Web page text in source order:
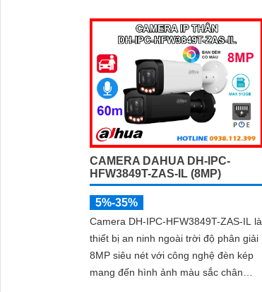
Tích hợp công nghệ AI, camera phát
hiện chính xác người và phương tiện,
kết hợp micro ghi âm và khe thẻ nhớ
hỗ trợ đến 512GB đảm bảo lưu trữ linh
hoạt và chi tiết, hỗ trợ PoE tiện lợi đây
là giải pháp giám sát an ninh hiệu quả
CAMERA DAHUA DH-IPC-
HFW3849T-ZAS-IL (8MP)
5%-35%
Camera DH-IPC-HFW3849T-ZAS-IL là
thiết bị an ninh ngoài trời độ phân giải
8MP siêu nét với công nghệ đèn kép
mang đến hình ảnh màu sắc chân